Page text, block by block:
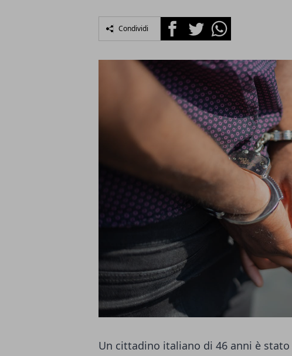
Condividi FacebookTwitterWhatsapp
Un cittadino italiano di 46 anni è